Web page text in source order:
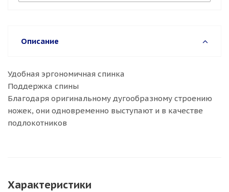
Описание
Удобная эргономичная спинка
Поддержка спины
Благодаря оригинальному дугообразному строению
ножек, они одновременно выступают и в качестве
подлокотников
Характеристики